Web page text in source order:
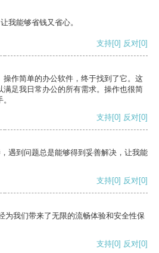
我能够省钱又省心。
支持[0] 反对[0]
作简单的办公软件，终于找到了它。这
足我日常办公的所有需求。操作也很简
支持[0] 反对[0]
遇到问题总是能够得到妥善解决，让我能
支持[0] 反对[0]
为我们带来了无限的流畅体验和安全性保
支持[0] 反对[0]